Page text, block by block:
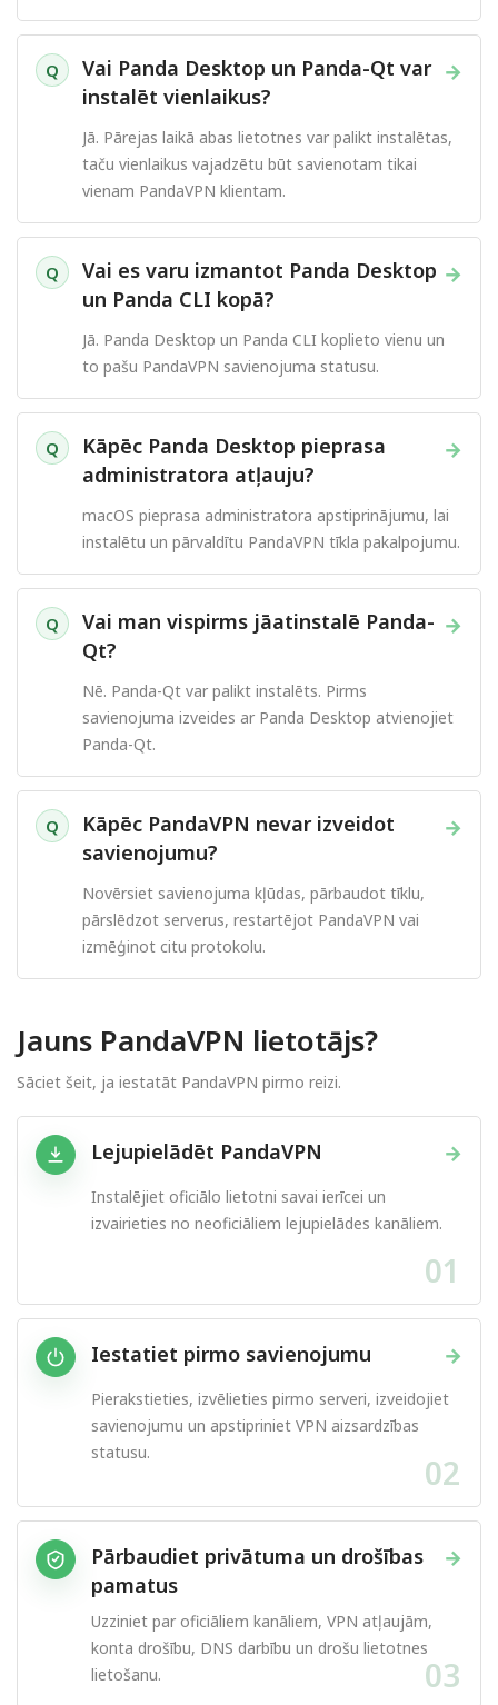
pieredzi.
Q →
Vai Panda Desktop un Panda-Qt var
instalēt vienlaikus?
Jā. Pārejas laikā abas lietotnes var palikt instalētas,
taču vienlaikus vajadzētu būt savienotam tikai
vienam PandaVPN klientam.
Q →
Vai es varu izmantot Panda Desktop
un Panda CLI kopā?
Jā. Panda Desktop un Panda CLI koplieto vienu un
to pašu PandaVPN savienojuma statusu.
Q →
Kāpēc Panda Desktop pieprasa
administratora atļauju?
macOS pieprasa administratora apstiprinājumu, lai
instalētu un pārvaldītu PandaVPN tīkla pakalpojumu.
Q →
Vai man vispirms jāatinstalē Panda-
Qt?
Nē. Panda-Qt var palikt instalēts. Pirms
savienojuma izveides ar Panda Desktop atvienojiet
Panda-Qt.
Q →
Kāpēc PandaVPN nevar izveidot
savienojumu?
Novērsiet savienojuma kļūdas, pārbaudot tīklu,
pārslēdzot serverus, restartējot PandaVPN vai
izmēģinot citu protokolu.
Jauns PandaVPN lietotājs?
Sāciet šeit, ja iestatāt PandaVPN pirmo reizi.
→
Lejupielādēt PandaVPN
Instalējiet oficiālo lietotni savai ierīcei un
izvairieties no neoficiāliem lejupielādes kanāliem.
01
→
Iestatiet pirmo savienojumu
Pierakstieties, izvēlieties pirmo serveri, izveidojiet
savienojumu un apstipriniet VPN aizsardzības
statusu.
02
→
Pārbaudiet privātuma un drošības
pamatus
Uzziniet par oficiāliem kanāliem, VPN atļaujām,
konta drošību, DNS darbību un drošu lietotnes
lietošanu.
03